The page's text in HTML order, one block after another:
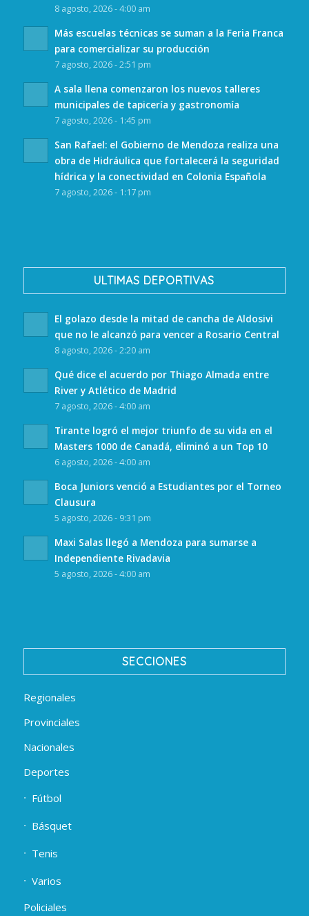
8 agosto, 2026 - 4:00 am
Más escuelas técnicas se suman a la Feria Franca
para comercializar su producción
7 agosto, 2026 - 2:51 pm
A sala llena comenzaron los nuevos talleres
municipales de tapicería y gastronomía
7 agosto, 2026 - 1:45 pm
San Rafael: el Gobierno de Mendoza realiza una
obra de Hidráulica que fortalecerá la seguridad
hídrica y la conectividad en Colonia Española
7 agosto, 2026 - 1:17 pm
ULTIMAS DEPORTIVAS
El golazo desde la mitad de cancha de Aldosivi
que no le alcanzó para vencer a Rosario Central
8 agosto, 2026 - 2:20 am
Qué dice el acuerdo por Thiago Almada entre
River y Atlético de Madrid
7 agosto, 2026 - 4:00 am
Tirante logró el mejor triunfo de su vida en el
Masters 1000 de Canadá, eliminó a un Top 10
6 agosto, 2026 - 4:00 am
Boca Juniors venció a Estudiantes por el Torneo
Clausura
5 agosto, 2026 - 9:31 pm
Maxi Salas llegó a Mendoza para sumarse a
Independiente Rivadavia
5 agosto, 2026 - 4:00 am
SECCIONES
Regionales
Provinciales
Nacionales
Deportes
Fútbol
Básquet
Tenis
Varios
Policiales